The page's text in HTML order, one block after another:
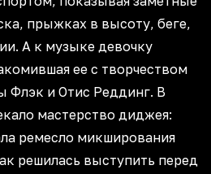
прыжках в высоту, беге,
А к музыке девочку
ее с творчеством
Флэк и Отис Реддинг. В
мастерство диджея:
ремесло микширования
решилась выступить перед